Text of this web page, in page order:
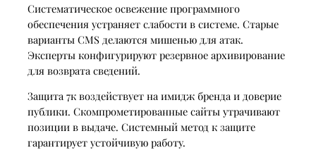
Систематическое освежение программного
обеспечения устраняет слабости в системе. Старые
варианты CMS делаются мишенью для атак.
Эксперты конфигурируют резервное архивирование
для возврата сведений.
Защита 7к воздействует на имидж бренда и доверие
публики. Скомпрометированные сайты утрачивают
позиции в выдаче. Системный метод к защите
гарантирует устойчивую работу.